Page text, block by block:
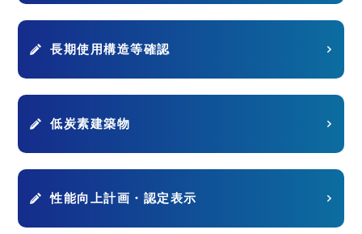
長期使用構造等確認
低炭素建築物
性能向上計画・認定表示